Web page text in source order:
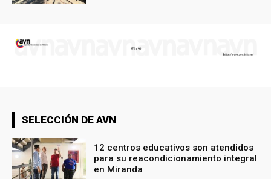
SELECCIÓN DE AVN
12 centros educativos son atendidos
para su reacondicionamiento integral
en Miranda